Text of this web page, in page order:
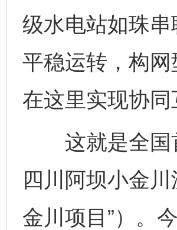
级水电站如珠
平稳运转，构
在这里实现协
这就是全国
四川阿坝小金
金川项目”）。